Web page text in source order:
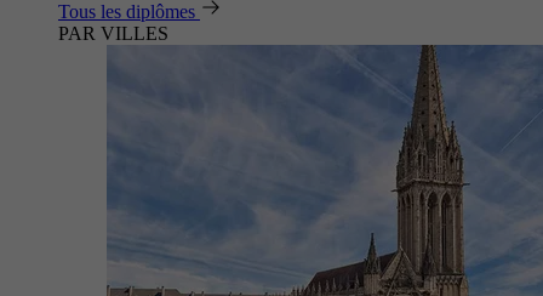
Tous les diplômes
PAR VILLES